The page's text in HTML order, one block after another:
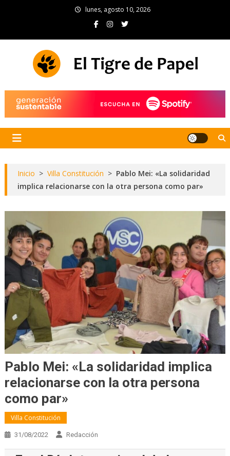
lunes, agosto 10, 2026
Inicio > Villa Constitución > Pablo Mei: «La solidaridad
implica relacionarse con la otra persona como par»
Pablo Mei: «La solidaridad implica
relacionarse con la otra persona
como par»
Villa Constitución
31/08/2022 Redacción